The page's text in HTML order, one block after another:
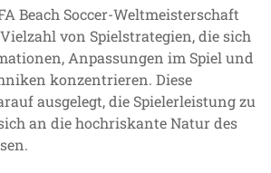
Beach Soccer-Weltmeisterschaft
von Spielstrategien, die sich
Anpassungen im Spiel und
konzentrieren. Diese
ausgelegt, die Spielerleistung zu
an die hochriskante Natur des